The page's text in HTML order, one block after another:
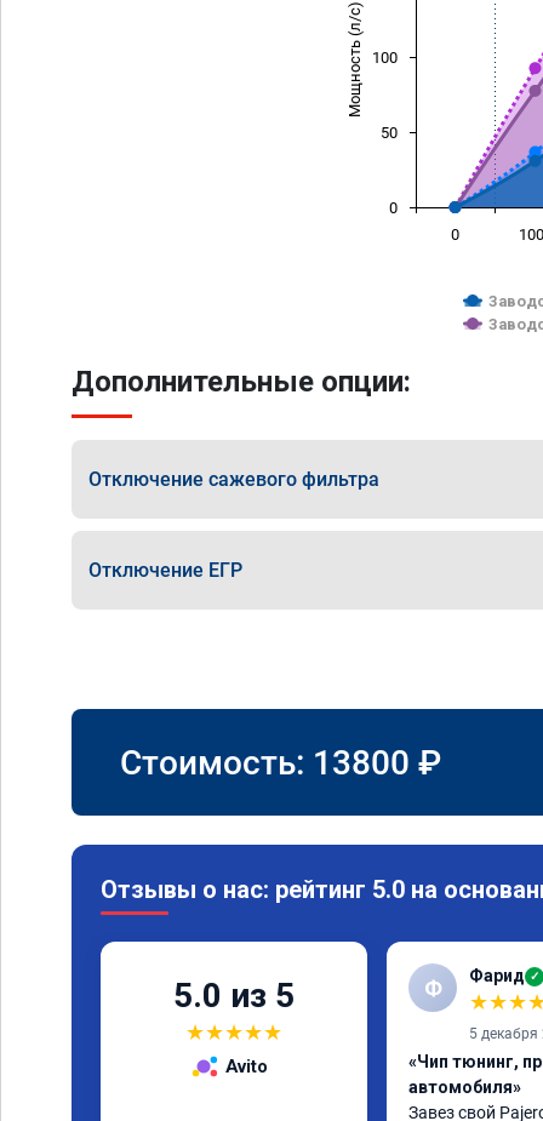
Мощность (л/с)
0
0
50
100
Дополнительные опции:
Отключение сажевого фильтра
Отключение ЕГР
Стоимость: 13800 ₽
Отзывы о нас: рейтинг 5.0 на
5.0 из 5
★★★★★
Avito
Ф Фарид ✓
★★★
5 декабря
«Чип тюнинг,
автомобиля»
Завез свой